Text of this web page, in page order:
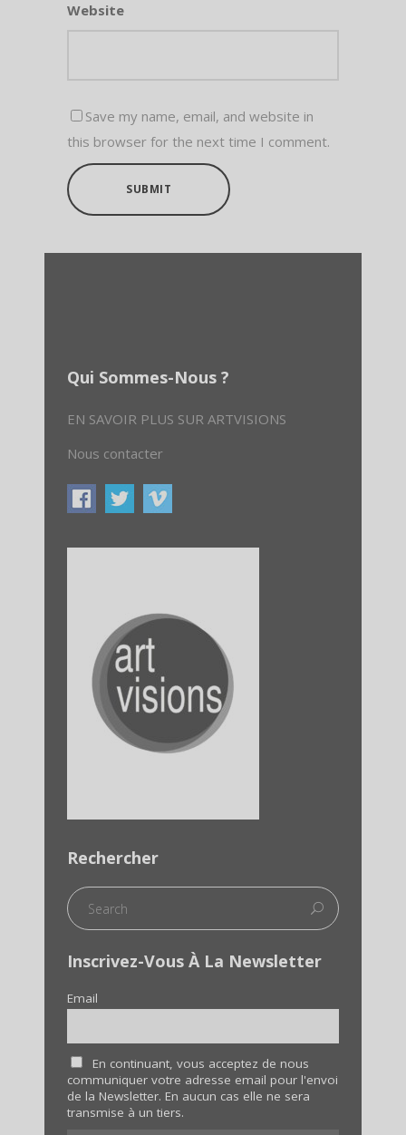
Website
Save my name, email, and website in
this browser for the next time I comment.
SUBMIT
Qui Sommes-Nous ?
EN SAVOIR PLUS SUR ARTVISIONS
Nous contacter
Rechercher
Inscrivez-Vous À La Newsletter
Email
En continuant, vous acceptez de nous
communiquer votre adresse email pour l'envoi
de la Newsletter. En aucun cas elle ne sera
transmise à un tiers.